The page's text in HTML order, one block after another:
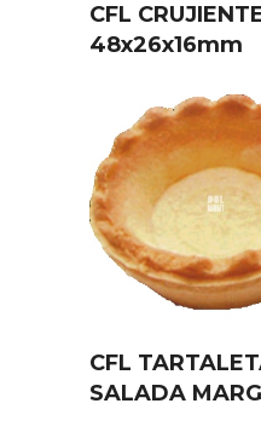
CFL
48x26x16mm
CFL
SALADA